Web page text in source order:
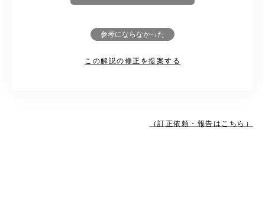
参考にならなかった
この解説の修正を提案する
（訂正依頼・報告はこちら）